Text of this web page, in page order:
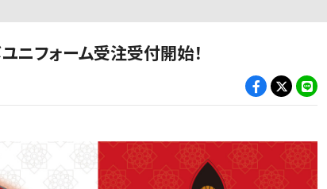
ニフォーム受注受付開始！